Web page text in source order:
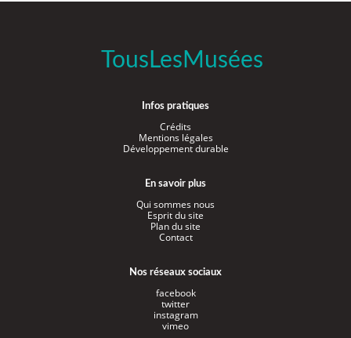
TousLesMusées
Infos pratiques
Crédits
Mentions légales
Développement durable
En savoir plus
Qui sommes nous
Esprit du site
Plan du site
Contact
Nos réseaux sociaux
facebook
twitter
instagram
vimeo